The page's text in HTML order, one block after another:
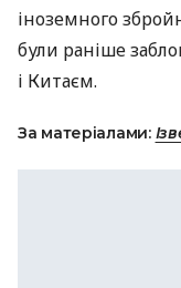
іноземного
були раніше
і Китаєм.
За матеріалами: